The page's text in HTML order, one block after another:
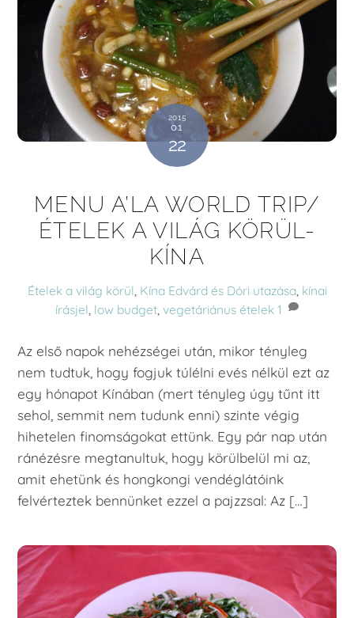
2015
01
22
MENU A’LA WORLD TRIP/
ÉTELEK A VILÁG KÖRÜL-
KÍNA
Ételek a világ körül, Kína Edvárd és Dóri utazása, kínai
írásjel, low budget,vegetáriánus ételek 1
Az első napok nehézségei után, mikor tényleg
nem tudtuk, hogy fogjuk túlélni evés nélkül ezt az
egy hónapot Kínában (mert tényleg úgy tűnt itt
sehol, semmit nem tudunk enni) szinte végig
hihetelen finomságokat ettünk. Egy pár nap után
ránézésre megtanultuk, hogy körülbelül mi az,
amit ehetünk és hongkongi vendéglátóink
felvérteztek bennünket ezzel a pajzzsal: Az […]